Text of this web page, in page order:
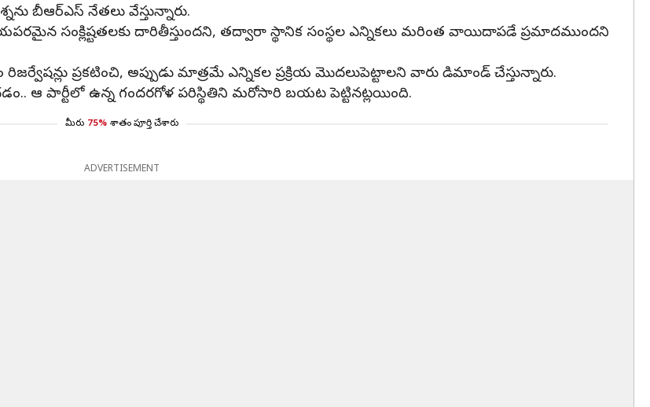
బీఆర్‌ఎస్ నేతలు వేస్తున్నారు.
సంక్లిష్టతలకు దారితీస్తుందని, తద్వారా స్థానిక సంస్థల ఎన్నికలు మరింత వాయిదాపడే ప్రమాదముందని
ప్రకటించి, అప్పుడు మాత్రమే ఎన్నికల ప్రక్రియ మొదలుపెట్టాలని వారు డిమాండ్ చేస్తున్నారు.
ఆ పార్టీలో ఉన్న గందరగోళ పరిస్థితిని మరోసారి బయట పెట్టినట్లయింది.
మీరు 75% శాతం పూర్తి చేశారు
ADVERTISEMENT